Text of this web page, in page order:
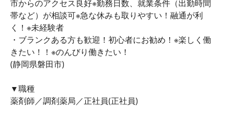
市からのアクセス良好※勤務日数、就業条件（出勤時間
帯など）が相談可※急な休みも取りやすい！融通が利
く！※未経験者
・ブランクある方も歓迎！初心者にお勧め！※楽しく働
きたい！！※のんびり働きたい！
(静岡県磐田市)
▼職種
薬剤師／調剤薬局／正社員(正社員)